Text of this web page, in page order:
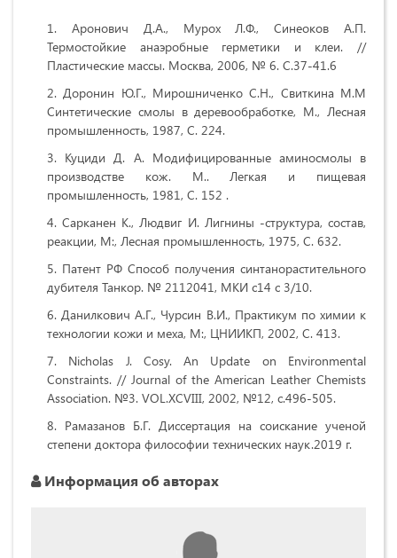
Аронович Д.А., Мурох Л.Ф., Синеоков А.П.
Термостойкие анаэробные герметики и клеи. //
Пластические массы. Москва, 2006, № 6. С.37-41.6
Доронин Ю.Г., Мирошниченко С.Н., Свиткина М.М
Синтетические смолы в деревообработке, М., Лесная
промышленность, 1987, С. 224.
Куциди Д. А. Модифицированные аминосмолы в
производстве кож. М.. Легкая и пищевая
промышленность, 1981, С. 152 .
Сарканен К., Людвиг И. Лигнины -структура, состав,
реакции, М:, Лесная промышленность, 1975, С. 632.
Патент РФ Способ получения синтанорастительного
дубителя Танкор. № 2112041, МКИ с14 с 3/10.
Данилкович А.Г., Чурсин В.И., Практикум по химии к
технологии кожи и меха, М:, ЦНИИКП, 2002, С. 413.
Nicholas J. Cosy. An Update on Environmental
Constraints. // Journal of the American Leather Chemists
Association. №3. VOL.XCVIII, 2002, №12, с.496-505.
Рамазанов Б.Г. Диссертация на соискание ученой
степени доктора философии технических наук.2019 г.
Информация об авторах